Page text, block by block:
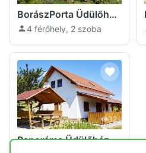
BorászPorta Üdülőház Villány
4 férőhely, 2 szoba
32
Panoráma Üdülőház Villány